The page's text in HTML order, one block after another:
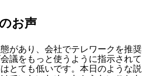
お声
があり、会社でテレワークを推奨
議をもっと使うように指示されて
とても低いです。本日のような説